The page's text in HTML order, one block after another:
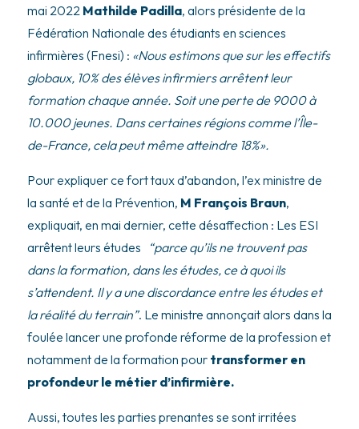
mai 2022 Mathilde Padilla, alors présidente de la
Fédération Nationale des étudiants en sciences
infirmières (Fnesi) : «Nous estimons que sur les effectifs
globaux, 10% des élèves infirmiers arrêtent leur
formation chaque année. Soit une perte de 9000 à
10.000 jeunes. Dans certaines régions comme l’Île-
de-France, cela peut même atteindre 18%».
Pour expliquer ce fort taux d’abandon, l’ex ministre de
la santé et de la Prévention, M François Braun,
expliquait, en mai dernier, cette désaffection : Les ESI
arrêtent leurs études
“parce qu’ils ne trouvent pas
dans la formation, dans les études, ce à quoi ils
s’attendent. Il y a une discordance entre les études et
la réalité du terrain”. Le ministre annonçait alors dans la
foulée lancer une profonde réforme de la profession et
notamment de la formation pour transformer en
profondeur le métier d’infirmière.
Aussi, toutes les parties prenantes se sont irritées